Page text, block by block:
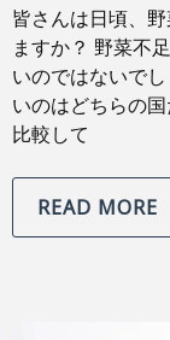
皆さんは日頃、
ますか？ 野菜不
いのではないで
いのはどちらの
比較して
READ MORE